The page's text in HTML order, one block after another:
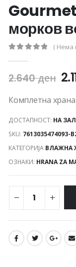
Gourmet
морков
( Нема
2.640ден
Комплетна
ДОСТАПНОСТ: НА
SKU: 7613035474093-
КАТЕГОРИЈА ВЛАЖНА
ОЗНАКИ: HRANA ZA